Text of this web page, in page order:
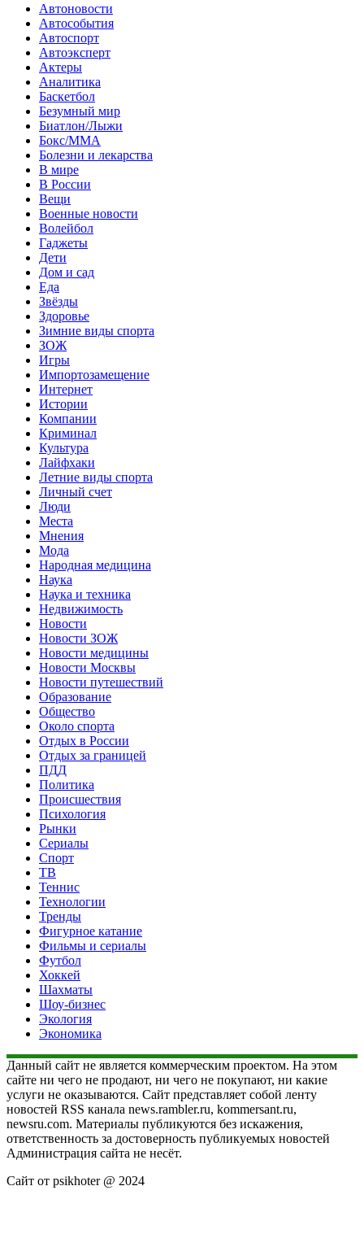
Автоновости
Автособытия
Автоспорт
Автоэксперт
Актеры
Аналитика
Баскетбол
Безумный мир
Биатлон/Лыжи
Бокс/MMA
Болезни и лекарства
В мире
В России
Вещи
Военные новости
Волейбол
Гаджеты
Дети
Дом и сад
Еда
Звёзды
Здоровье
Зимние виды спорта
ЗОЖ
Игры
Импортозамещение
Интернет
Истории
Компании
Криминал
Культура
Лайфхаки
Летние виды спорта
Личный счет
Люди
Места
Мнения
Мода
Народная медицина
Наука
Наука и техника
Недвижимость
Новости
Новости ЗОЖ
Новости медицины
Новости Москвы
Новости путешествий
Образование
Общество
Около спорта
Отдых в России
Отдых за границей
ПДД
Политика
Происшествия
Психология
Рынки
Сериалы
Спорт
ТВ
Теннис
Технологии
Тренды
Фигурное катание
Фильмы и сериалы
Футбол
Хоккей
Шахматы
Шоу-бизнес
Экология
Экономика
Данный сайт не является коммерческим проектом. На этом
сайте ни чего не продают, ни чего не покупают, ни какие
услуги не оказываются. Сайт представляет собой ленту
новостей RSS канала news.rambler.ru, kommersant.ru,
newsru.com. Материалы публикуются без искажения,
ответственность за достоверность публикуемых новостей
Администрация сайта не несёт.
Сайт от psikhoter @ 2024